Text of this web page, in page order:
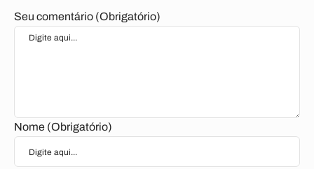
Seu comentário (Obrigatório)
Nome (Obrigatório)